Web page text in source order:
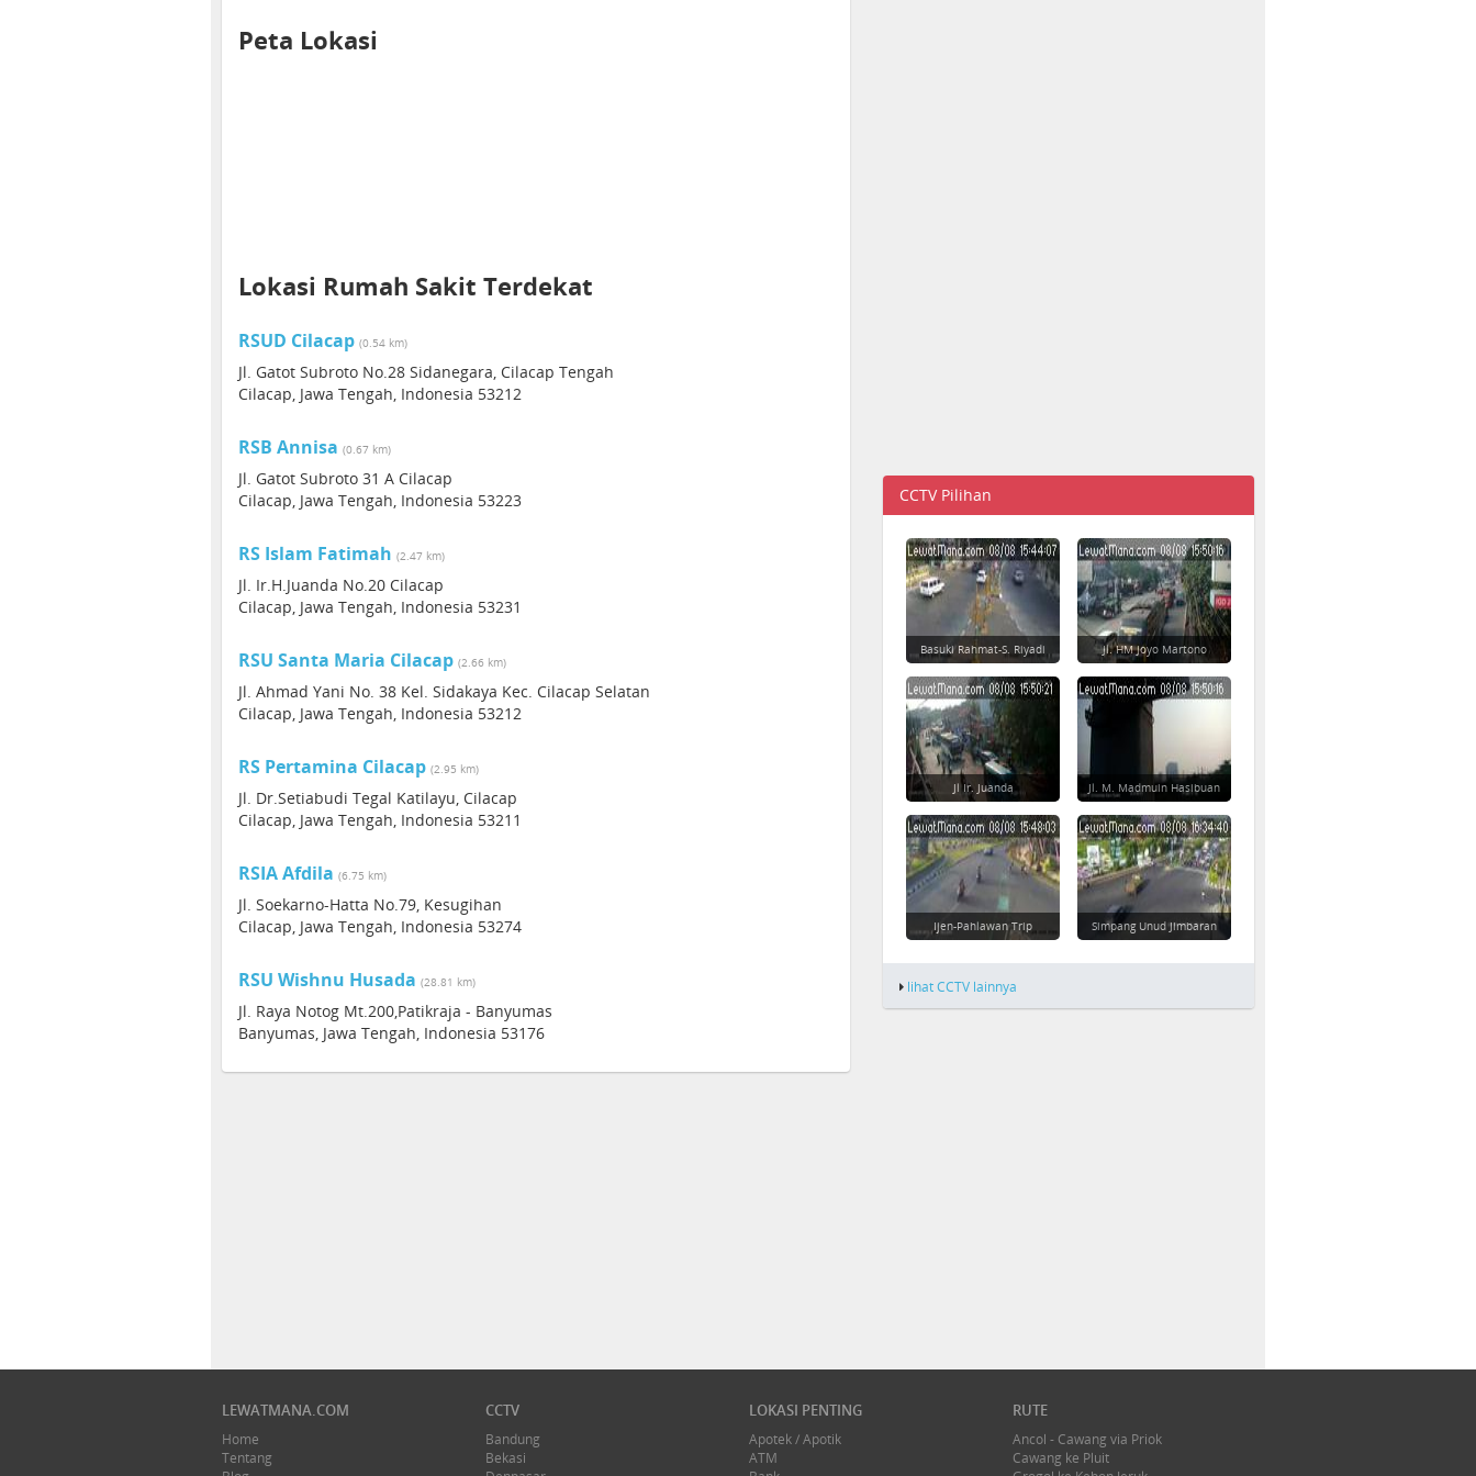
Peta Lokasi
Lokasi Rumah Sakit Terdekat
RSUD Cilacap (0.54 km)
Jl. Gatot Subroto No.28 Sidanegara, Cilacap Tengah
Cilacap, Jawa Tengah, Indonesia 53212
RSB Annisa (0.67 km)
Jl. Gatot Subroto 31 A Cilacap
Cilacap, Jawa Tengah, Indonesia 53223
RS Islam Fatimah (2.47 km)
Jl. Ir.H.Juanda No.20 Cilacap
Cilacap, Jawa Tengah, Indonesia 53231
RSU Santa Maria Cilacap (2.66 km)
Jl. Ahmad Yani No. 38 Kel. Sidakaya Kec. Cilacap Selatan
Cilacap, Jawa Tengah, Indonesia 53212
RS Pertamina Cilacap (2.95 km)
Jl. Dr.Setiabudi Tegal Katilayu, Cilacap
Cilacap, Jawa Tengah, Indonesia 53211
RSIA Afdila (6.75 km)
Jl. Soekarno-Hatta No.79, Kesugihan
Cilacap, Jawa Tengah, Indonesia 53274
RSU Wishnu Husada (28.81 km)
Jl. Raya Notog Mt.200,Patikraja - Banyumas
Banyumas, Jawa Tengah, Indonesia 53176
CCTV Pilihan
Basuki Rahmat-S. Riyadi Jl. HM Joyo Martono
Jl Ir. Juanda Jl. M. Madmuin Hasibuan
Ijen-Pahlawan Trip Simpang Unud Jimbaran
lihat CCTV lainnya
LEWATMANA.COM
Home
Tentang
CCTV
Bandung
Bekasi
LOKASI PENTING
Apotek / Apotik
ATM
RUTE
Ancol - Cawang via Priok
Cawang ke Pluit